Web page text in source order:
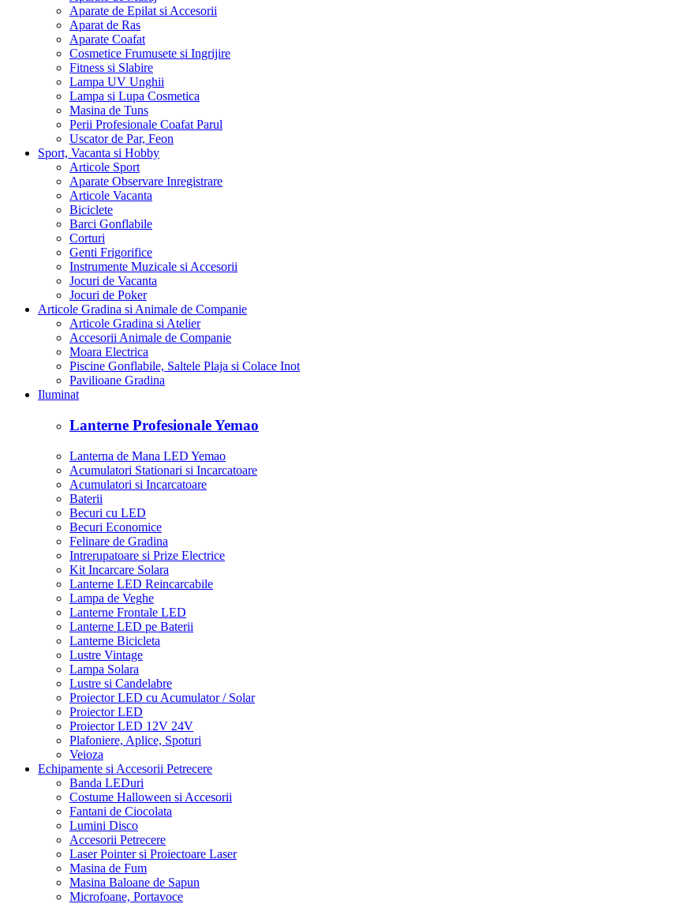
Aparate de Epilat si Accesorii
Aparat de Ras
Aparate Coafat
Cosmetice Frumusete si Ingrijire
Fitness si Slabire
Lampa UV Unghii
Lampa si Lupa Cosmetica
Masina de Tuns
Perii Profesionale Coafat Parul
Uscator de Par, Feon
Sport, Vacanta si Hobby
Articole Sport
Aparate Observare Inregistrare
Articole Vacanta
Biciclete
Barci Gonflabile
Corturi
Genti Frigorifice
Instrumente Muzicale si Accesorii
Jocuri de Vacanta
Jocuri de Poker
Articole Gradina si Animale de Companie
Articole Gradina si Atelier
Accesorii Animale de Companie
Moara Electrica
Piscine Gonflabile, Saltele Plaja si Colace Inot
Pavilioane Gradina
Iluminat
Lanterne Profesionale Yemao
Lanterna de Mana LED Yemao
Acumulatori Stationari si Incarcatoare
Acumulatori si Incarcatoare
Baterii
Becuri cu LED
Becuri Economice
Felinare de Gradina
Intrerupatoare si Prize Electrice
Kit Incarcare Solara
Lanterne LED Reincarcabile
Lampa de Veghe
Lanterne Frontale LED
Lanterne LED pe Baterii
Lanterne Bicicleta
Lustre Vintage
Lampa Solara
Lustre si Candelabre
Proiector LED cu Acumulator / Solar
Proiector LED
Proiector LED 12V 24V
Plafoniere, Aplice, Spoturi
Veioza
Echipamente si Accesorii Petrecere
Banda LEDuri
Costume Halloween si Accesorii
Fantani de Ciocolata
Lumini Disco
Accesorii Petrecere
Laser Pointer si Proiectoare Laser
Masina de Fum
Masina Baloane de Sapun
Microfoane, Portavoce